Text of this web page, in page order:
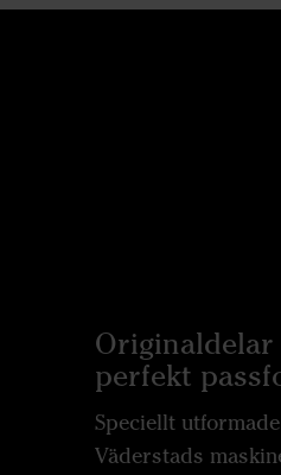
perfekt
Speciellt
Väderstads